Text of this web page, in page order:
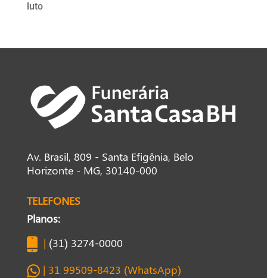
luto
Av. Brasil, 809 - Santa Efigênia, Belo
Horizonte - MG, 30140-000
TELEFONES
Planos:
| (31) 3274-0000
| 31 99509-8423 (WhatsApp)